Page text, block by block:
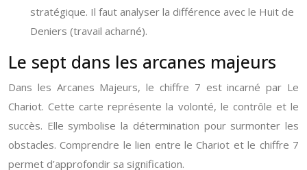
stratégique. Il faut analyser la différence avec le Huit de
Deniers (travail acharné).
Le sept dans les arcanes majeurs
Dans les Arcanes Majeurs, le chiffre 7 est incarné par Le
Chariot. Cette carte représente la volonté, le contrôle et le
succès. Elle symbolise la détermination pour surmonter les
obstacles. Comprendre le lien entre le Chariot et le chiffre 7
permet d’approfondir sa signification.